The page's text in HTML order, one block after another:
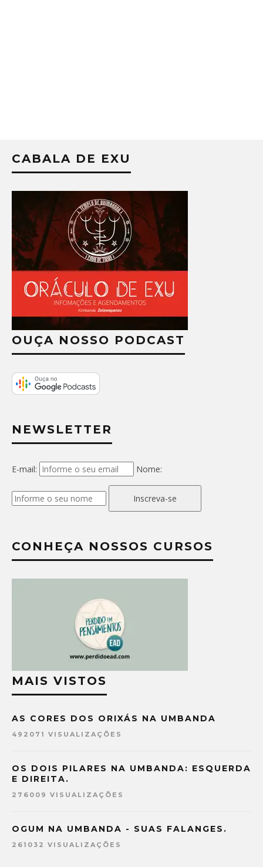
CABALA DE EXU
OUÇA NOSSO PODCAST
NEWSLETTER
E-mail: Nome:
Inscreva-se
CONHEÇA NOSSOS CURSOS
MAIS VISTOS
AS CORES DOS ORIXÁS NA UMBANDA
492071 VISUALIZAÇÕES
OS DOIS PILARES NA UMBANDA: ESQUERDA
E DIREITA.
276009 VISUALIZAÇÕES
OGUM NA UMBANDA - SUAS FALANGES.
261032 VISUALIZAÇÕES